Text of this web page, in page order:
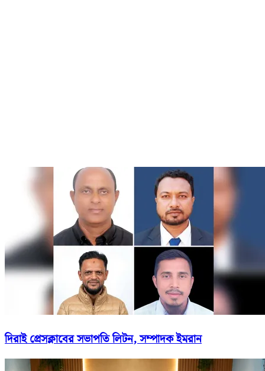
দিরাই প্রেসক্লাবের সভাপতি লিটন, সম্পাদক ইমরান